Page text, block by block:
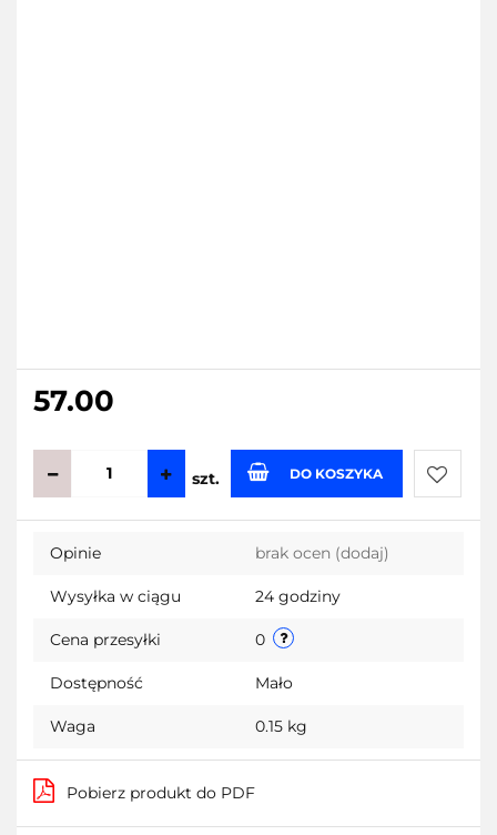
57.00
szt. DO KOSZYKA
Do
Opinie brak ocen (dodaj)
Wysyłka w ciągu 24 godziny
Cena przesyłki 0
Dostępność Mało
Waga 0.15 kg
Pobierz produkt do PDF